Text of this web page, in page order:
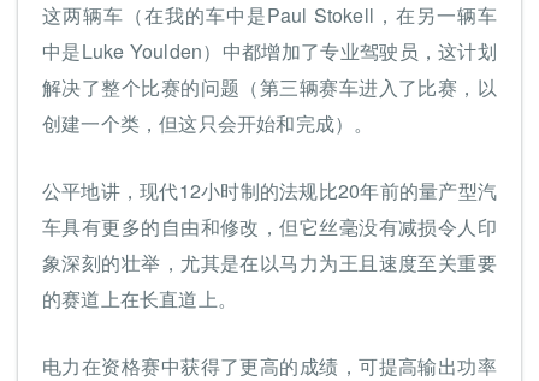
这两辆车（在我的车中是Paul Stokell，在另一辆车
中是Luke Youlden）中都增加了专业驾驶员，这计划
解决了整个比赛的问题（第三辆赛车进入了比赛，以
创建一个类，但这只会开始和完成）。
公平地讲，现代12小时制的法规比20年前的量产型汽
车具有更多的自由和修改，但它丝毫没有减损令人印
象深刻的壮举，尤其是在以马力为王且速度至关重要
的赛道上在长直道上。
电力在资格赛中获得了更高的成绩，可提高输出功率